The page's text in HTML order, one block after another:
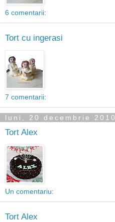
6 comentarii:
Tort cu ingerasi
7 comentarii:
luni, 20 decembrie 2010
Tort Alex
Un comentariu:
Tort Alex